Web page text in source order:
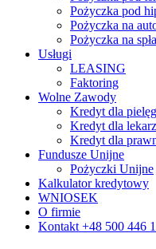
Pożyczka pod
Pożyczka na
Pożyczka na
Usługi
LEASING
Faktoring
Wolne Zawody
Kredyt dla
Kredyt dla
Kredyt dla
Fundusze Unijne
Pożyczki Unijne
Kalkulator kredytowy
WNIOSEK
O firmie
Kontakt +48 500 446